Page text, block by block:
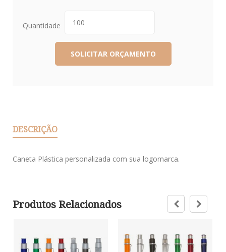
Quantidade
DESCRIÇÃO
Caneta Plástica personalizada com sua logomarca.
Produtos Relacionados